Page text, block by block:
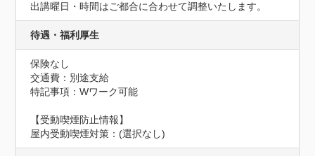
出講曜日・時間はご都合に合わせて調整いたします。
待遇・福利厚生
保険なし
交通費：別途支給
特記事項：Wワーク可能
【受動喫煙防止情報】
屋内受動喫煙対策：(選択なし)